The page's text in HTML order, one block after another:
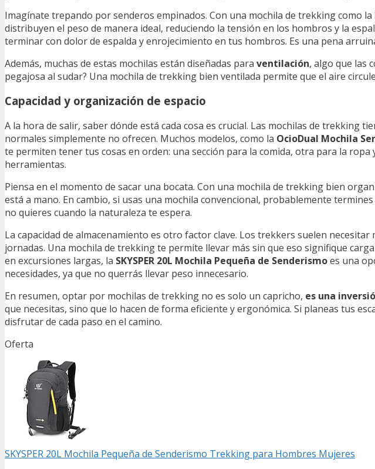
Imagínate trepando por senderos empinados. Con una mochila de trekking como la
distribuyen el peso de manera ideal, reduciendo la tensión en los hombros y la
terminar con dolor de espalda y enrojecimiento en tus hombros. Es una pena
Además, muchas de estas mochilas están diseñadas para ventilación, algo que las
pegajosa al sudar? Una mochila de trekking bien ventilada permite que el aire
Capacidad y organización de espacio
A la hora de salir, saber dónde está cada cosa es crucial. Las mochilas de trekking
normales simplemente no ofrecen. Muchos modelos, como la OcioDual Mochila
te permiten tener tus cosas en orden: una sección para la comida, otra para la
herramientas.
Piensa en el momento de sacar una bocata. Con una mochila de trekking bien
está a mano. En cambio, si usas una mochila convencional, probablemente
no quieres cuando la naturaleza te espera.
La capacidad de almacenamiento es otro factor clave. Los trekkers suelen
jornadas. Una mochila de trekking te permite llevar más sin que eso signifique
en excursiones largas, la SKYSPER 20L Mochila Pequeña de Senderismoes una
necesidades, ya que no querrás llevar peso innecesario.
En resumen, optar por mochilas de trekking no es solo un capricho, es una
que necesitas, sino que lo hacen de forma eficiente y ergonómica. Si planeas tus
disfrutar de cada paso en el camino.
Oferta
SKYSPER 20L Mochila Pequeña de Senderismo Trekking para Hombres Mujeres